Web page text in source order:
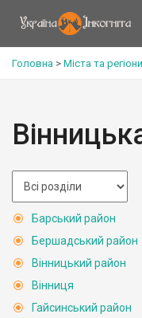
Головна > Міста та регіони
Барський район
Бершадський район
Вінницький район
Вінниця
Гайсинський район